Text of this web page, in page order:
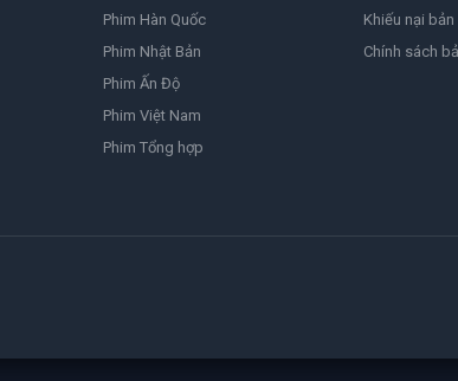
Ám Ảnh
Phim Hàn Quốc
Phim Nhật Bản
Phim Ấn Độ
Phim Việt Nam
Phim Tổng hợp
Khiếu nại bản
Chính sách